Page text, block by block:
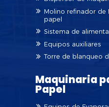
Molino refinador de
papel
Sistema de
Equipos auxiliares
Torre de blanqueo
Maquinaria
Papel